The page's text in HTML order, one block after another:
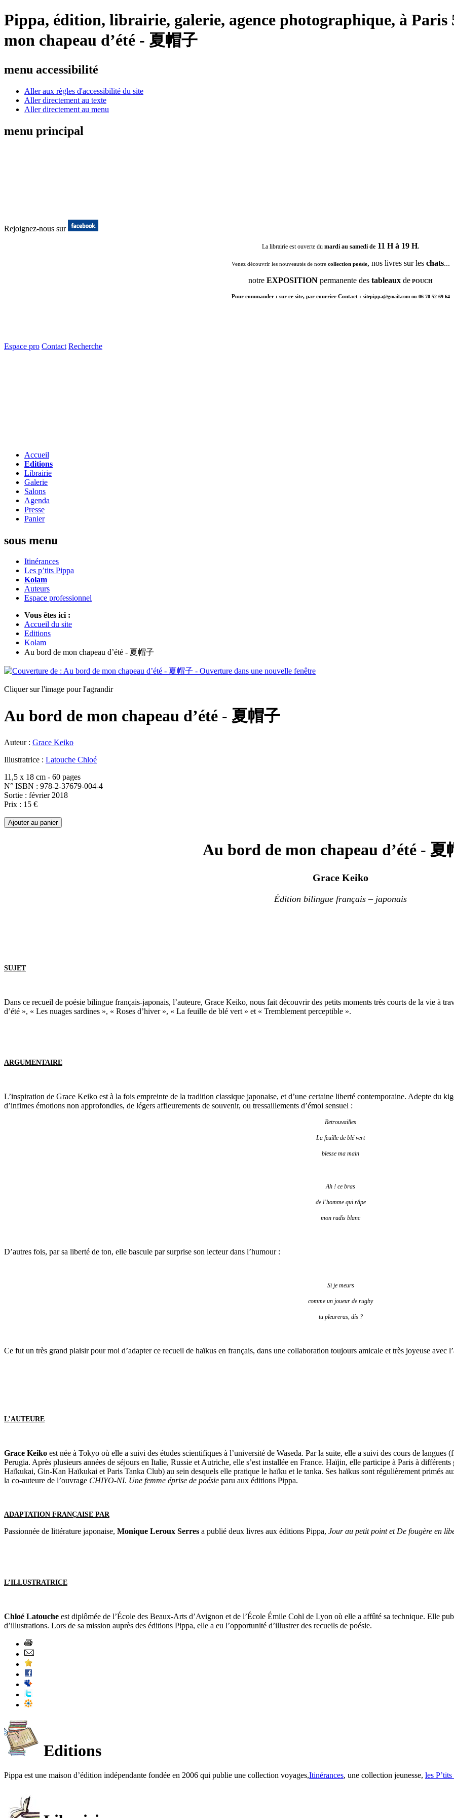
Pippa, édition, librairie, galerie, agence photographique, à
mon chapeau d’été - 夏帽子
menu accessibilité
Aller aux règles d'accessibilité du site
Aller directement au texte
Aller directement au menu
menu principal
Rejoignez-nous sur
La librairie est ouverte du mardi au samedi de 11 H à 19 H.
Venez découvrir les nouveautés de notrecollection poésie, nos livres sur les chats...
notre EXPOSITION permanente des tableaux de POUCH
Pour commander : sur ce site, par courrier Contact : sitepippa@gmail.com ou 06 70 52 69 64
Espace pro Contact Recherche
Accueil
Editions
Librairie
Galerie
Salons
Agenda
Presse
Panier
sous menu
Itinérances
Les p’tits Pippa
Kolam
Auteurs
Espace professionnel
Vous êtes ici :
Accueil du site
Editions
Kolam
Au bord de mon chapeau d’été - 夏帽子
Cliquer sur l'image pour l'agrandir
Au bord de mon chapeau d’été - 夏帽子
Auteur : Grace Keiko
Illustratrice : Latouche Chloé
11,5 x 18 cm - 60 pages
N° ISBN : 978-2-37679-004-4
Sortie : février 2018
Prix : 15 €
Au bord de mon chapeau d’été - 夏
Grace Keiko
Édition bilingue français – japonais
SUJET
Dans ce recueil de poésie bilingue français-japonais, l’auteure, Grace Keiko, nous fait découvrir des petits moments très courts de la vie à
d’été », « Les nuages sardines », « Roses d’hiver », « La feuille de blé vert » et « Tremblement perceptible ».
ARGUMENTAIRE
L’inspiration de Grace Keiko est à la fois empreinte de la tradition classique japonaise, et d’une certaine liberté contemporaine. Adepte du
d’infimes émotions non approfondies, de légers affleurements de souvenir, ou tressaillements d’émoi sensuel :
Retrouvailles
La feuille de blé vert
blesse ma main
Ah ! ce bras
de l’homme qui râpe
mon radis blanc
D’autres fois, par sa liberté de ton, elle bascule par surprise son lecteur dans l’humour :
Si je meurs
comme un joueur de rugby
tu pleureras, dis ?
Ce fut un très grand plaisir pour moi d’adapter ce recueil de haïkus en français, dans une collaboration toujours amicale et très joyeuse avec
L’AUTEURE
Grace Keiko est née à Tokyo où elle a suivi des études scientifiques à l’université de Waseda. Par la suite, elle a suivi des cours de
Perugia. Après plusieurs années de séjours en Italie, Russie et Autriche, elle s’est installée en France. Haïjin, elle participe à Paris à
Haïkukai, Gin-Kan Haïkukai et Paris Tanka Club) au sein desquels elle pratique le haïku et le tanka. Ses haïkus sont régulièrement primés
la co-auteure de l’ouvrage CHIYO-NI. Une femme éprise de poésie paru aux éditions Pippa.
ADAPTATION FRANÇAISE PAR
Passionnée de littérature japonaise, Monique Leroux Serres a publié deux livres aux éditions Pippa, Jour au petit point et De fougère en
L’ILLUSTRATRICE
Chloé Latouche est diplômée de l’École des Beaux-Arts d’Avignon et de l’École Émile Cohl de Lyon où elle a affûté sa technique. Elle
d’illustrations. Lors de sa mission auprès des éditions Pippa, elle a eu l’opportunité d’illustrer des recueils de poésie.
Editions
Pippa est une maison d’édition indépendante fondée en 2006 qui publie une collection voyages,Itinérances, une collection jeunesse, les